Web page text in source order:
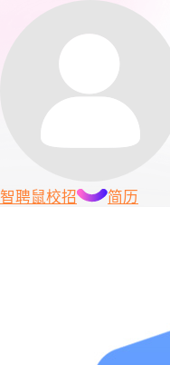
智聘鼠校招 简历